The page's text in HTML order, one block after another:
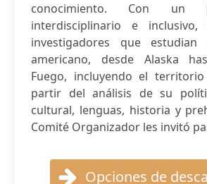
conocimiento. Con un
interdisciplinario e
investigadores que
americano, desde Alaska
Fuego, incluyendo el
partir del análisis de su
cultural, lenguas, historia y
Comité Organizador les invitó
Opciones de